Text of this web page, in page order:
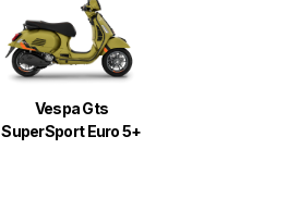
Vespa Gts
SuperSport Euro 5+